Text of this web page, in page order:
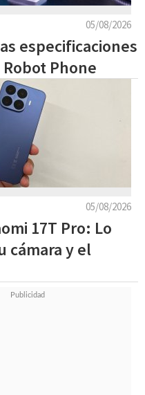
05/08/2026
especificaciones
Phone
05/08/2026
17T Pro: Lo
cámara y el